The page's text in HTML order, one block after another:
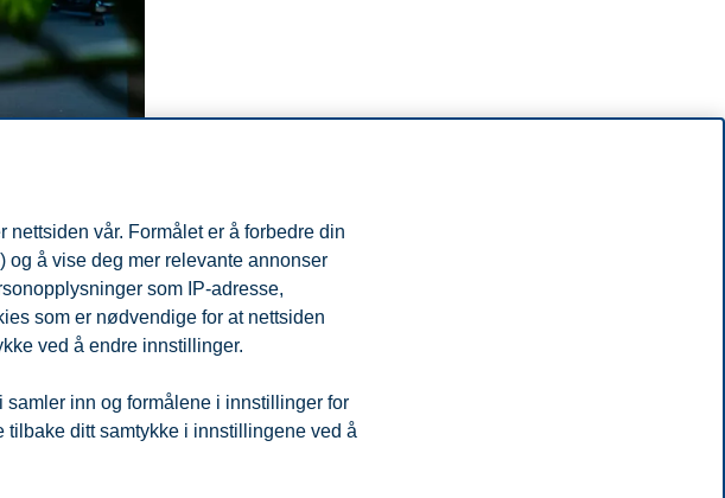
toppidrettsstatus. Her får de all fleksibilitet de trenger, for at studiene aldri skal komme i
vår. Formålet er å forbedre din
og å vise deg mer relevante annonser
som IP-adresse,
som er nødvendige for at nettsiden
ved å endre innstillinger.
inn og formålene i innstillinger for
ditt samtykke i innstillingene ved å